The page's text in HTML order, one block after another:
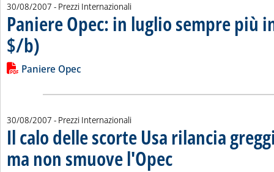
30/08/2007 - Prezzi Internazionali
Paniere Opec: in luglio sempre più
$/b) . Pubblicata giovedì 30 agosto 2007 alle 16.12.
Leggi tutta la notizia: 'Paniere Opec: in luglio sempre più in
Lista allegati PDF alla notizia
Paniere Opec
30/08/2007 - Prezzi Internazionali
Il calo delle scorte Usa rilancia
ma non smuove l'Opec . Sottotitolo: Andamento dei
. Pubblicata giovedì 30 agosto